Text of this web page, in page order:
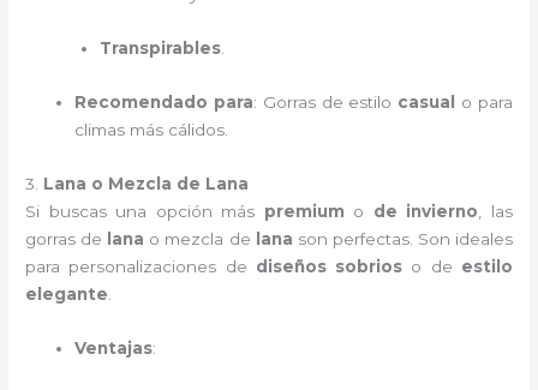
Transpirables.
Recomendado para: Gorras de estilo casual
o para
climas más cálidos.
3. Lana o Mezcla de Lana
Si buscas una opción más premium o de invierno , las
gorras de
lana o mezcla de lana son perfectas. Son ideales
para personalizaciones de diseños sobrios o de estilo
elegante
Ventajas: